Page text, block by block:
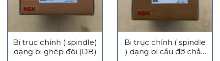
Bi trục chính ( spindle)
dạng bi ghép đôi (DB)
Bi trục chính ( spindle
) dạng bi cầu đỡ chắn